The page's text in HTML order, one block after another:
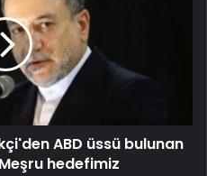
ABD üssü bulunan
hedefimiz